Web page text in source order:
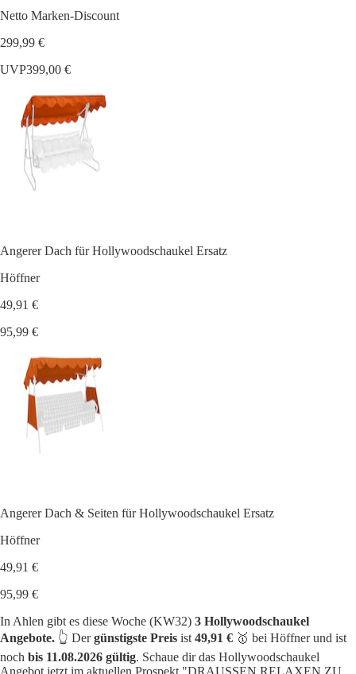
Netto Marken-Discount
299,99 €
UVP399,00 €
Angerer Dach für Hollywoodschaukel Ersatz
Höffner
49,91 €
95,99 €
Angerer Dach & Seiten für Hollywoodschaukel Ersatz
Höffner
49,91 €
95,99 €
In Ahlen gibt es diese Woche (KW32) 3 Hollywoodschaukel
Angebote. 👆 Dergünstigste Preis ist 49,91 € 🥇 bei Höffner und ist
noch bis 11.08.2026 gültig. Schaue dir das Hollywoodschaukel
Angebot jetzt im aktuellen Prospekt "DRAUSSEN RELAXEN ZU